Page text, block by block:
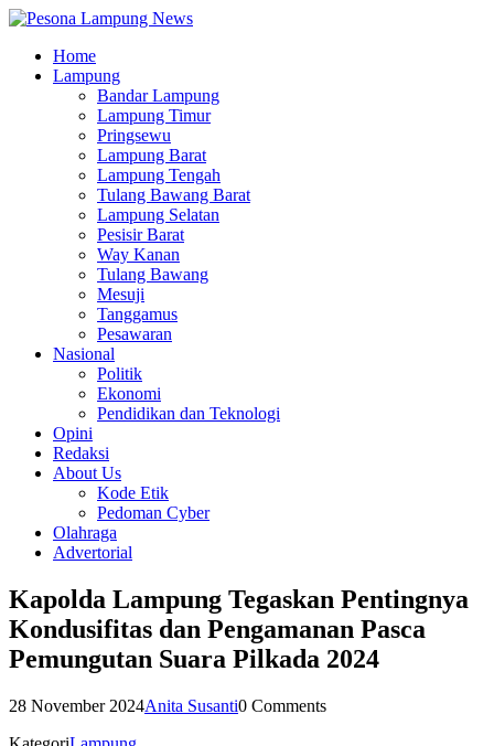
Home
Lampung
Bandar Lampung
Lampung Timur
Pringsewu
Lampung Barat
Lampung Tengah
Tulang Bawang Barat
Lampung Selatan
Pesisir Barat
Way Kanan
Tulang Bawang
Mesuji
Tanggamus
Pesawaran
Nasional
Politik
Ekonomi
Pendidikan dan Teknologi
Opini
Redaksi
About Us
Kode Etik
Pedoman Cyber
Olahraga
Advertorial
Kapolda Lampung Tegaskan Pentingnya
Kondusifitas dan Pengamanan Pasca
Pemungutan Suara Pilkada 2024
28 November 2024Anita Susanti0 Comments